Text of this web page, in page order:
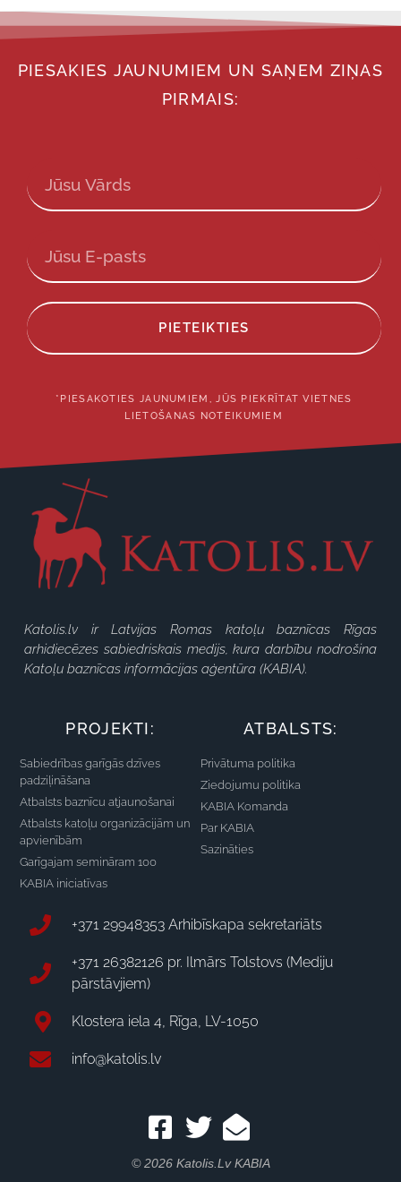
PIESAKIES JAUNUMIEM UN SAŅEM ZIŅAS
PIRMAIS:
PIETEIKTIES
*PIESAKOTIES JAUNUMIEM, JŪS PIEKRĪTAT VIETNES
LIETOŠANAS NOTEIKUMIEM
Katolis.lv ir Latvijas Romas katoļu baznīcas Rīgas
arhidiecēzes sabiedriskais medijs, kura darbību nodrošina
Katoļu baznīcas informācijas aģentūra (KABIA).
PROJEKTI:
Sabiedrības garīgās dzīves
padziļināšana
Atbalsts baznīcu atjaunošanai
Atbalsts katoļu organizācijām un
apvienībām
Garīgajam semināram 100
KABIA iniciatīvas
ATBALSTS:
Privātuma politika
Ziedojumu politika
KABIA Komanda
Par KABIA
Sazināties
+371 29948353 Arhibīskapa sekretariāts
+371 26382126 pr. Ilmārs Tolstovs (Mediju
pārstāvjiem)
Klostera iela 4, Rīga, LV-1050
info@katolis.lv
© 2026 Katolis.lv KABIA